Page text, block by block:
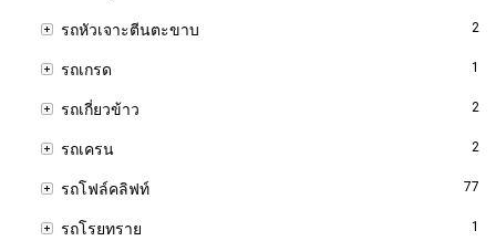
รถหัวเจาะตีนตะขาบ 2
รถเกรด 1
รถเกี่ยวข้าว 2
รถเครน 2
รถโฟล์คลิฟท์ 77
รถโรยทราย 1